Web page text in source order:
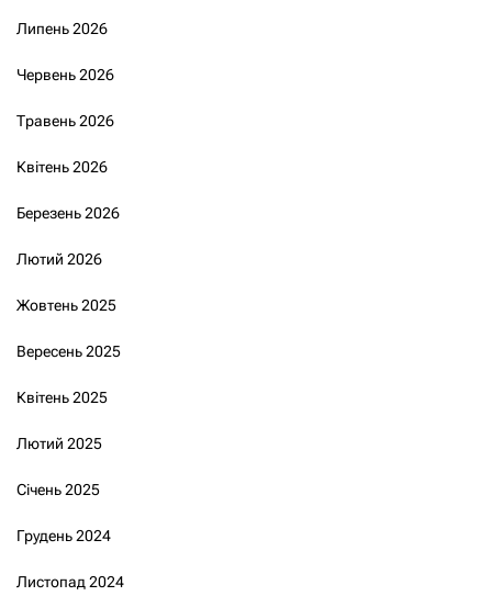
Липень 2026
Червень 2026
Травень 2026
Квітень 2026
Березень 2026
Лютий 2026
Жовтень 2025
Вересень 2025
Квітень 2025
Лютий 2025
Січень 2025
Грудень 2024
Листопад 2024